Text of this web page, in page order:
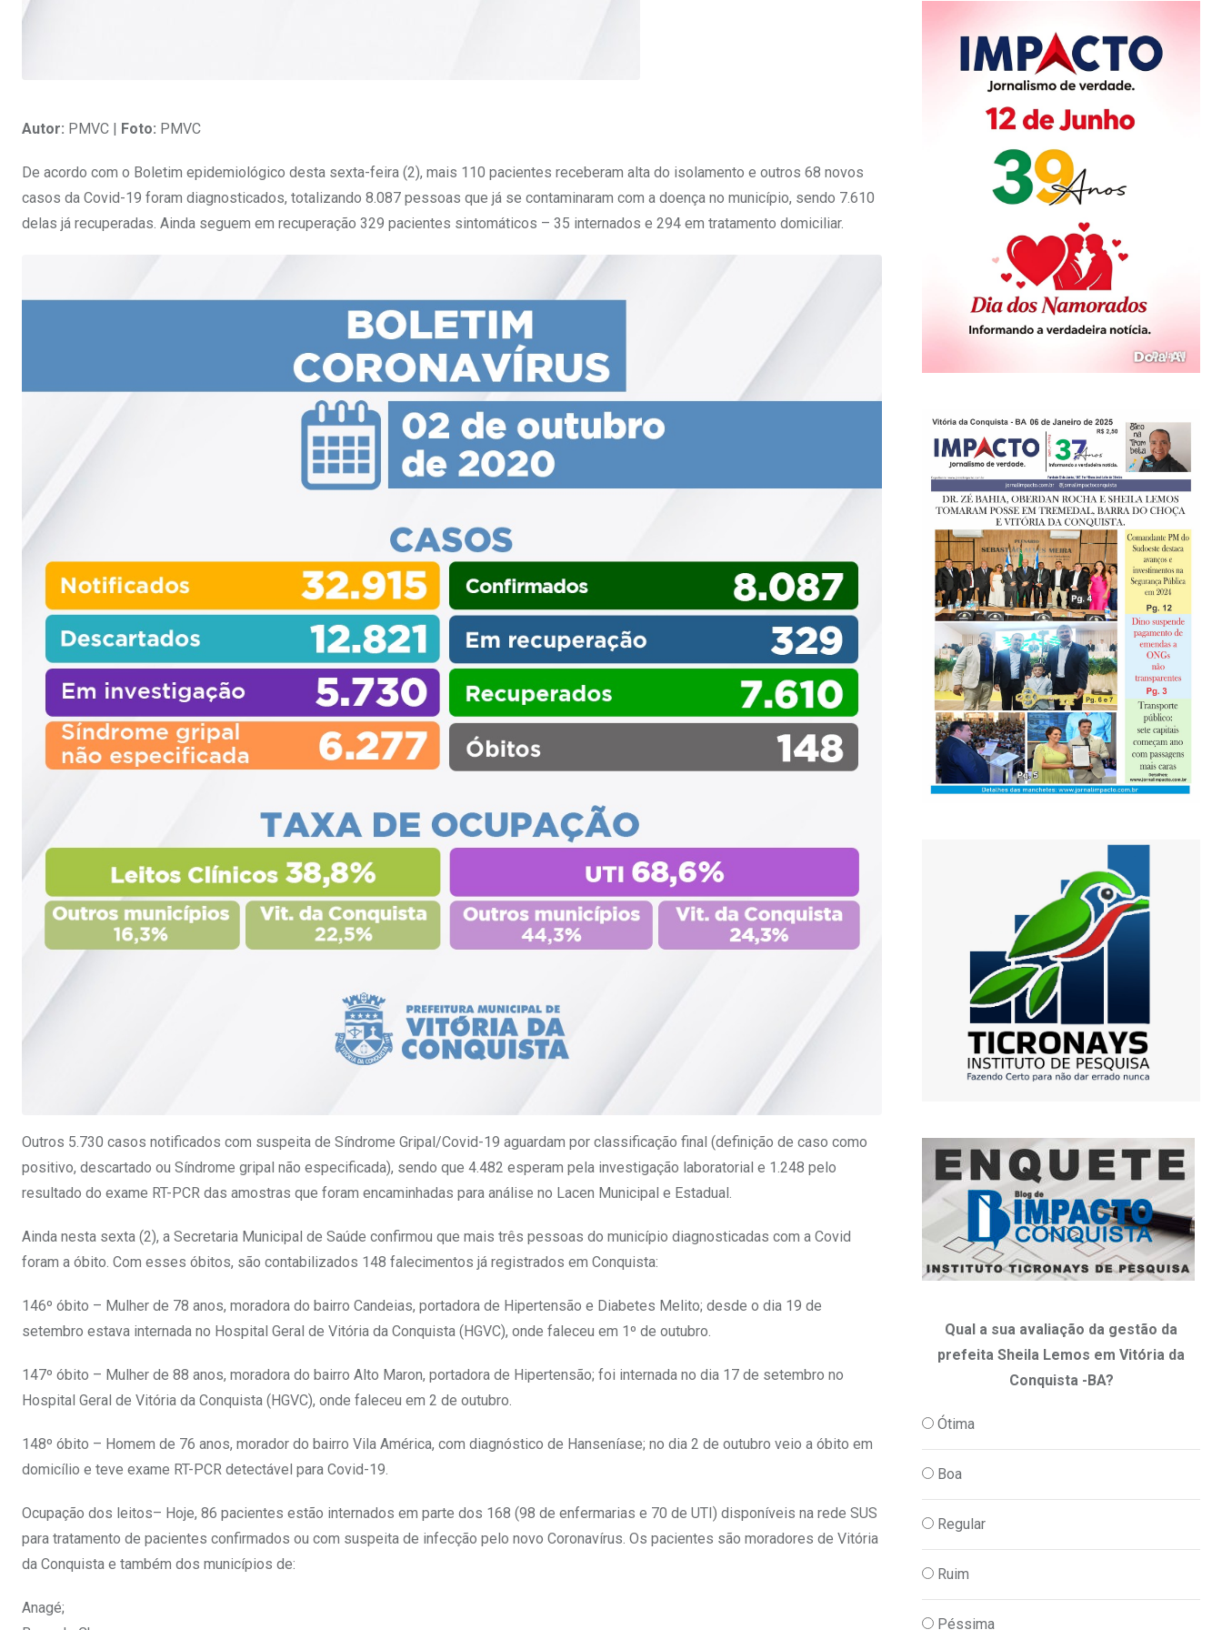
Autor: PMVC | Foto: PMVC
De acordo com o Boletim epidemiológico desta sexta-feira (2), mais 110 pacientes receberam alta do isolamento e outros 68 novos
casos da Covid-19 foram diagnosticados, totalizando 8.087 pessoas que já se contaminaram com a doença no município, sendo 7.610
delas já recuperadas. Ainda seguem em recuperação 329 pacientes sintomáticos – 35 internados e 294 em tratamento domiciliar.
Outros 5.730 casos notificados com suspeita de Síndrome Gripal/Covid-19 aguardam por classificação final (definição de caso como
positivo, descartado ou Síndrome gripal não especificada), sendo que 4.482 esperam pela investigação laboratorial e 1.248 pelo
resultado do exame RT-PCR das amostras que foram encaminhadas para análise no Lacen Municipal e Estadual.
Ainda nesta sexta (2), a Secretaria Municipal de Saúde confirmou que mais três pessoas do município diagnosticadas com a Covid
foram a óbito. Com esses óbitos, são contabilizados 148 falecimentos já registrados em Conquista:
146º óbito – Mulher de 78 anos, moradora do bairro Candeias, portadora de Hipertensão e Diabetes Melito; desde o dia 19 de
setembro estava internada no Hospital Geral de Vitória da Conquista (HGVC), onde faleceu em 1º de outubro.
147º óbito – Mulher de 88 anos, moradora do bairro Alto Maron, portadora de Hipertensão; foi internada no dia 17 de setembro no
Hospital Geral de Vitória da Conquista (HGVC), onde faleceu em 2 de outubro.
148º óbito – Homem de 76 anos, morador do bairro Vila América, com diagnóstico de Hanseníase; no dia 2 de outubro veio a óbito em
domicílio e teve exame RT-PCR detectável para Covid-19.
Ocupação dos leitos– Hoje, 86 pacientes estão internados em parte dos 168 (98 de enfermarias e 70 de UTI) disponíveis na rede SUS
para tratamento de pacientes confirmados ou com suspeita de infecção pelo novo Coronavírus. Os pacientes são moradores de Vitória
da Conquista e também dos municípios de:
Anagé;
Qual a sua avaliação da gestão da
prefeita Sheila Lemos em Vitória da
Conquista -BA?
Ótima
Boa
Regular
Ruim
Péssima